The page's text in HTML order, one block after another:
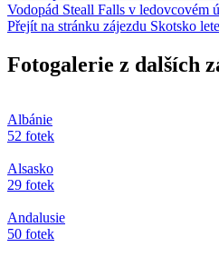
Vodopád Steall Falls v ledovcovém
Přejít na stránku zájezdu Skotsko
Fotogalerie z dalších
Albánie
52 fotek
Alsasko
29 fotek
Andalusie
50 fotek